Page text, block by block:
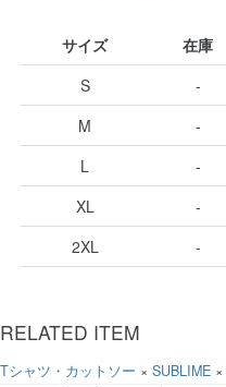
サイズ 在庫
S
-
M
-
L
-
XL
-
2XL
-
RELATED ITEM
Tシャツ・カットソー × SUBLIME ×